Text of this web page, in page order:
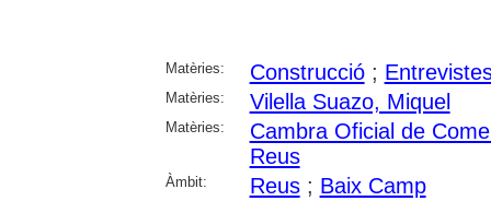
Matèries: Construcció;
Matèries: Vilella Suazo, Miquel
Matèries:
Cambra Oficial de
Reus
Àmbit: Reus; Baix Camp